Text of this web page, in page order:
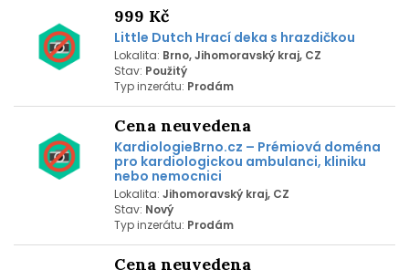
999 Kč
Little Dutch Hrací deka s hrazdičkou
Lokalita: Brno, Jihomoravský kraj, CZ
Stav: Použitý
Typ inzerátu: Prodám
Cena neuvedena
KardiologieBrno.cz – Prémiová doména
pro kardiologickou ambulanci, kliniku
nebo nemocnici
Lokalita: Jihomoravský kraj, CZ
Stav: Nový
Typ inzerátu: Prodám
Cena neuvedena